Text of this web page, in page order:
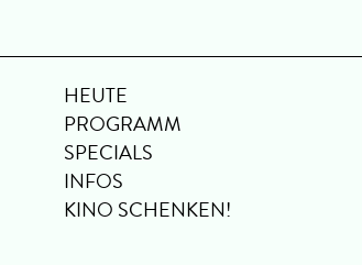
HEUTE
PROGRAMM
SPECIALS
INFOS
KINO SCHENKEN!